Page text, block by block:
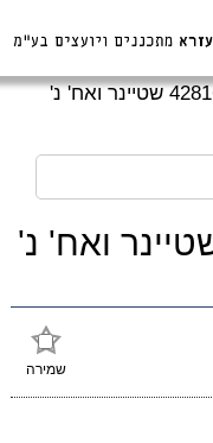
ת"א 42816-04-15 שטיינר ואח' נ'
04-15 שטיינר ואח' נ'
שמירה